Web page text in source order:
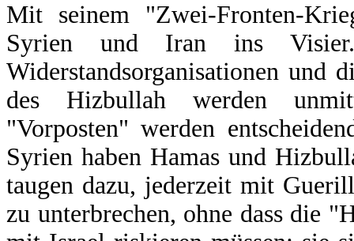
Mit seinem "Zwei-Fronten-
Syrien und Iran ins
Widerstandsorganisationen und
des Hizbullah werden
"Vorposten" werden
Syrien haben Hamas und
taugen dazu, jederzeit mit
zu unterbrechen, ohne dass die